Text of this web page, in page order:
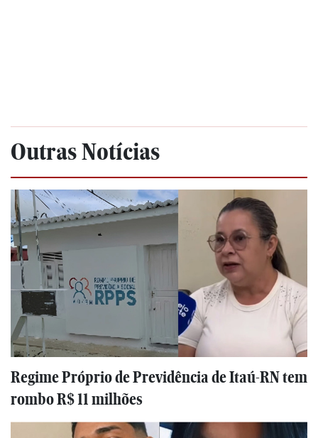
Outras Notícias
Regime Próprio de Previdência de Itaú-RN tem
rombo R$ 11 milhões